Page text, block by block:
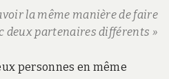
la même manière de faire
deux partenaires différents »
personnes en même